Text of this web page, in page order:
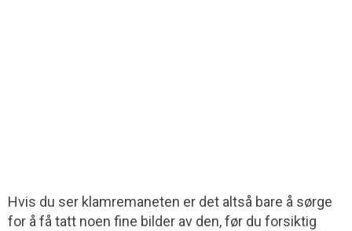
Hvis du ser klamremaneten er det altså bare å sørge
for å få tatt noen fine bilder av den, før du forsiktig